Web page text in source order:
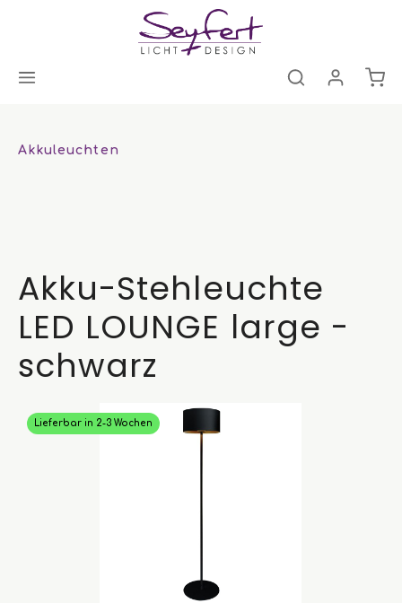
Akkuleuchten
Akku-Stehleuchte
LED LOUNGE large -
schwarz
Lieferbar in 2-3 Wochen